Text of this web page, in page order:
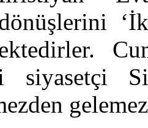
dönüşlerini
siyasetçi